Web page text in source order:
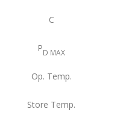
C
PD MAX
Op. Temp.
Store Temp.